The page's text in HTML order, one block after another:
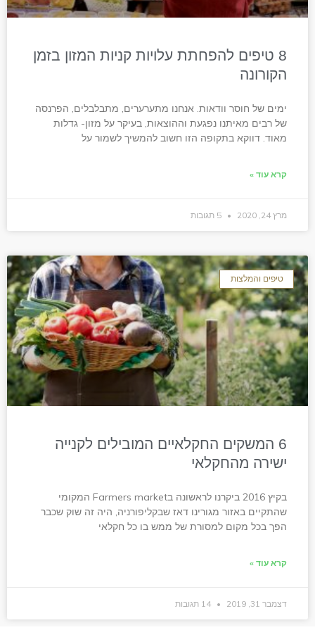
8 טיפים להפחתת עלויות קניות המזון בזמן
הקורונה
ימים של חוסר וודאות. אנחנו מתערערים, מתבלבלים, הפרנסה
של רבים מאיתנו נפגעת וההוצאות, בעיקר על מזון- גדלות
מאוד. דווקא בתקופה הזו חשוב להמשיך לשמור על
קרא עוד »
מרץ 24, 2020
טיפים והמלצות
6 המשקים החקלאיים המובילים לקנייה
ישירה מהחקלאי
בקיץ 2016 ביקרנו לראשונה בFarmers market המקומי
שהתקיים באזור מגורינו דאז שבקליפורניה, היה זה שוק שכבר
הפך בכל מקום למסורת של ממש בו כל חקלאי
קרא עוד »
דצמבר 31, 2019